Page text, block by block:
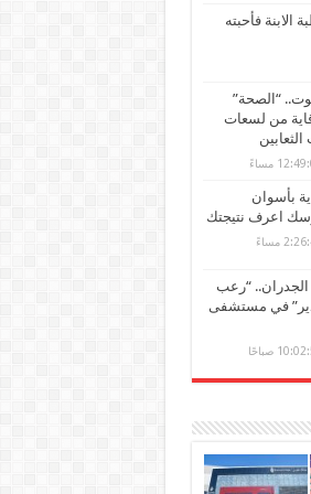
فأحبته
“الصحة”
من لسعات
بأسوان
“رعب
في مستشفى